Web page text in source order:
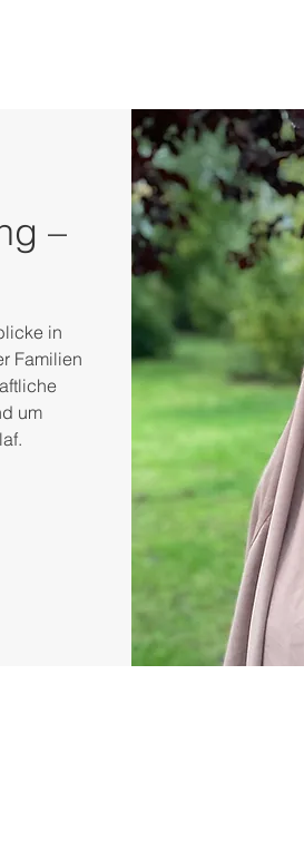
–
in
Familien
um